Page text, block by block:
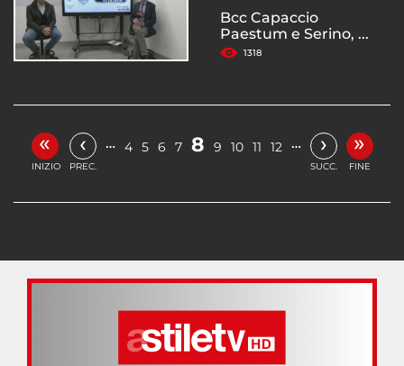
Bcc Capaccio
Paestum e Serino, ...
1318
«
INIZIO
‹
PREC.
… 4 5 6 7 8 9 10 11 12 … ›
SUCC.
»
FINE